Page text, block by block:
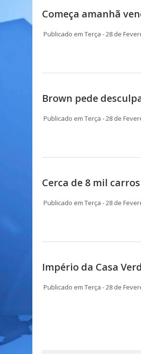
Começa amanhã
Publicado em Terça - 28 de
Brown pede
Publicado em Terça - 28 de
Cerca de 8 mil
Publicado em Terça - 28 de
Império da Casa
Publicado em Terça - 28 de